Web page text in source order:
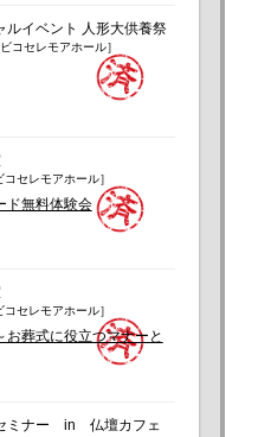
ルイベント 人形大供養祭
セレモアホール］
セレモアホール］
ド無料体験会
セレモアホール］
お葬式に役立つマナーと
ミナー in 仏壇カフェ